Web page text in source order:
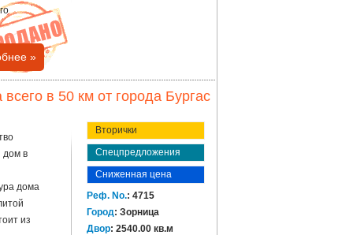
»
в 50 км от города Бургас
дом в
дома
из
Вторички
Спецпредложения
Сниженная цена
Реф. No.: 4715
Город: Зорница
Двор: 2540.00 кв.м